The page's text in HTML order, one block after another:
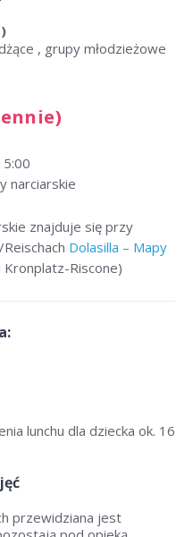
, grupy młodzieżowe
narciarskie
znajduje się przy
Dolasilla – Mapy
Riscone)
lunchu dla dziecka ok. 16
przewidziana jest